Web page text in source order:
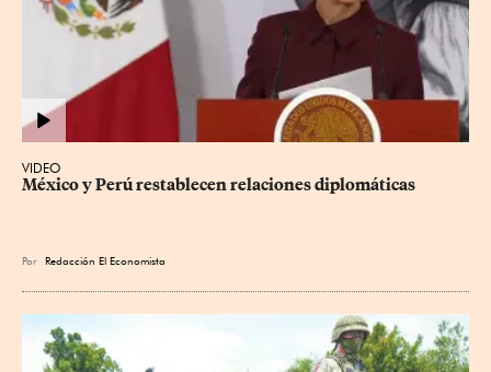
VIDEO
México y Perú restablecen relaciones diplomáticas
Por Redacción El Economista